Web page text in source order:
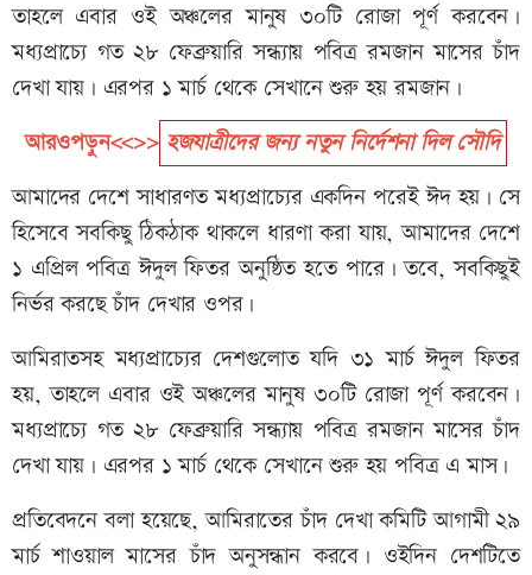
তাহলে এবার ওই অঞ্চলের মানুষ ৩০টি রোজা পূর্ণ করবেন।
মধ্যপ্রাচ্যে গত ২৮ ফেব্রুয়ারি সন্ধ্যায় পবিত্র রমজান মাসের চাঁদ
দেখা যায়। এরপর ১ মার্চ থেকে সেখানে শুরু হয় রমজান।
আরওপড়ুন<<>> হজযাত্রীদের জন্য নতুন নির্দেশনা দিল সৌদি
আমাদের দেশে সাধারণত মধ্যপ্রাচ্যের একদিন পরেই ঈদ হয়। সে
হিসেবে সবকিছু ঠিকঠাক থাকলে ধারণা করা যায়, আমাদের দেশে
১ এপ্রিল পবিত্র ঈদুল ফিতর অনুষ্ঠিত হতে পারে। তবে, সবকিছুই
নির্ভর করছে চাঁদ দেখার ওপর।
আমিরাতসহ মধ্যপ্রাচ্যের দেশগুলোত যদি ৩১ মার্চ ঈদুল ফিতর
হয়, তাহলে এবার ওই অঞ্চলের মানুষ ৩০টি রোজা পূর্ণ করবেন।
মধ্যপ্রাচ্যে গত ২৮ ফেব্রুয়ারি সন্ধ্যায় পবিত্র রমজান মাসের চাঁদ
দেখা যায়। এরপর ১ মার্চ থেকে সেখানে শুরু হয় পবিত্র এ মাস।
প্রতিবেদনে বলা হয়েছে, আমিরাতের চাঁদ দেখা কমিটি আগামী ২৯
মার্চ শাওয়াল মাসের চাঁদ অনুসন্ধান করবে। ওইদিন দেশটিতে